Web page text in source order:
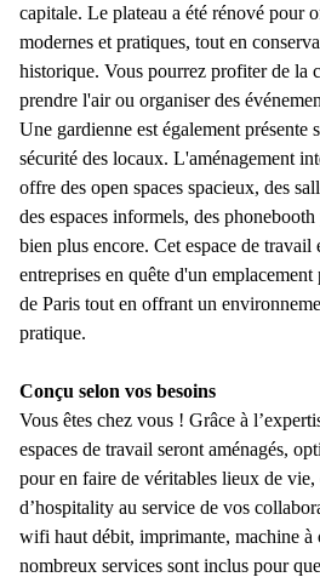
capitale. Le plateau a été rénové pour
modernes et pratiques, tout en
historique. Vous pourrez profiter de la
prendre l'air ou organiser des
Une gardienne est également présente
sécurité des locaux. L'aménagement
offre des open spaces spacieux, des
des espaces informels, des
bien plus encore. Cet espace de travail
entreprises en quête d'un
de Paris tout en offrant un
pratique.
Conçu selon vos besoins
Vous êtes chez vous ! Grâce à
espaces de travail seront aménagés,
pour en faire de véritables lieux de
d’hospitality au service de vos
wifi haut débit, imprimante, machine
nombreux services sont inclus pour